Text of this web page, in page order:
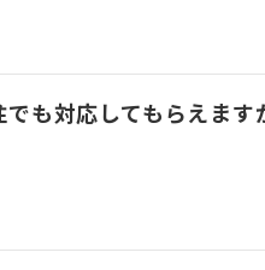
も対応してもらえます